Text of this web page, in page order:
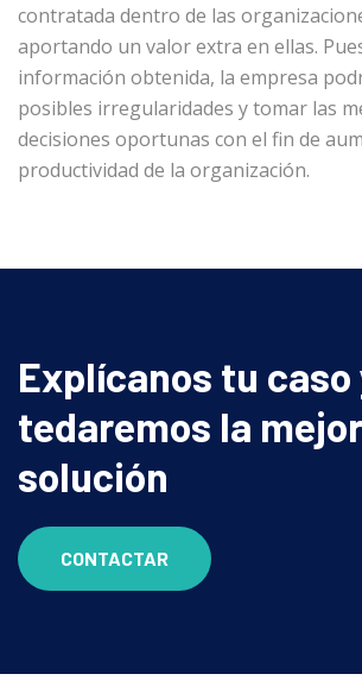
contratada dentro de las
aportando un valor extra en ellas.
información obtenida, la empresa
posibles irregularidades y tomar las
decisiones oportunas con el fin de
productividad de la organización.
Explícanos tu caso
tedaremos la mejor
solución
CONTACTAR